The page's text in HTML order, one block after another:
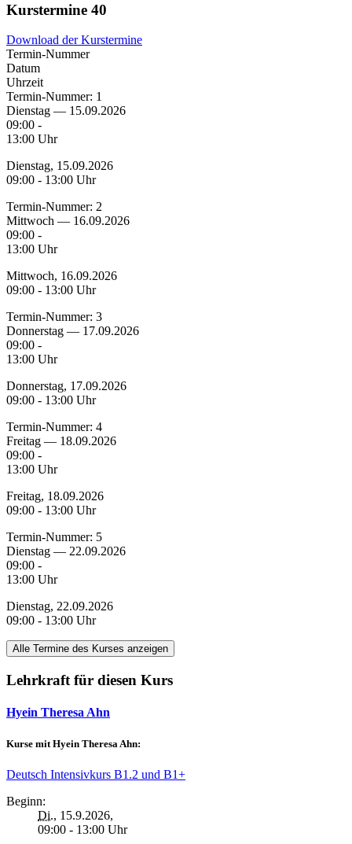
Kurstermine 40
Download der Kurstermine
Termin-Nummer
Datum
Uhrzeit
Termin-Nummer: 1
Dienstag — 15.09.2026
09:00 -
13:00 Uhr
Dienstag, 15.09.2026
09:00 - 13:00 Uhr
Termin-Nummer: 2
Mittwoch — 16.09.2026
09:00 -
13:00 Uhr
Mittwoch, 16.09.2026
09:00 - 13:00 Uhr
Termin-Nummer: 3
Donnerstag — 17.09.2026
09:00 -
13:00 Uhr
Donnerstag, 17.09.2026
09:00 - 13:00 Uhr
Termin-Nummer: 4
Freitag — 18.09.2026
09:00 -
13:00 Uhr
Freitag, 18.09.2026
09:00 - 13:00 Uhr
Termin-Nummer: 5
Dienstag — 22.09.2026
09:00 -
13:00 Uhr
Dienstag, 22.09.2026
09:00 - 13:00 Uhr
Alle Termine des Kurses anzeigen
Lehrkraft für diesen Kurs
Hyein Theresa Ahn
Kurse mit Hyein Theresa Ahn:
Deutsch Intensivkurs B1.2 und B1+
Beginn:
Di., 15.9.2026,
09:00 - 13:00 Uhr